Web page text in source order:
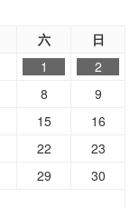
六 日
1
2
8
9
15
16
22
23
29
30